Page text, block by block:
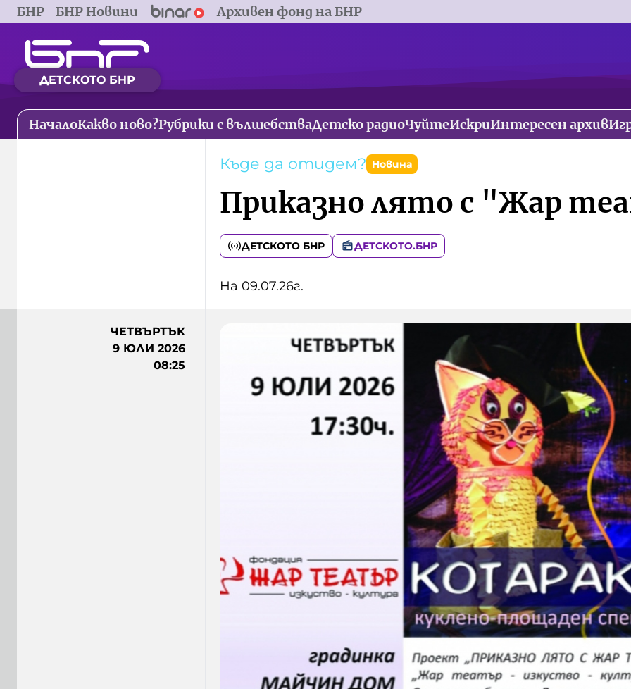
БНР БНР Новини Архивен фонд на БНР
ДЕТСКОТО БНР
НачалоКакво ново?Рубрики с вълшебстваДетско радиоЧуйтеИскриИнтересен архив
Къде да отидем? Новина
Приказно лято с "Жар
ДЕТСКОТО БНР ДЕТСКОТО.БНР
На 09.07.26г.
ЧЕТВЪРТЪК
9 ЮЛИ 2026
08:25